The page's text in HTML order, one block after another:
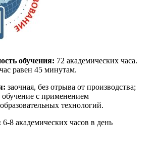
обучения: 72 академических часа.
равен 45 минутам.
заочная, без отрыва от производства;
с применением
технологий.
6-8 академических часов в день